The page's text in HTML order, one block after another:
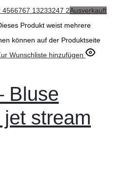
Ausverkauft
Produkt weist mehrere
können auf der Produktseite
Wunschliste hinzufügen
Bluse
stream